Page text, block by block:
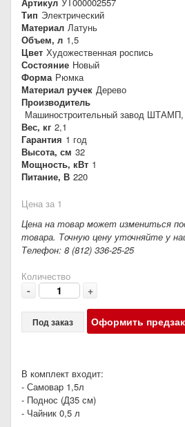
Тип Электрический
Материал Латунь
Объем, л 1,5
Цвет Художественная роспись
Состояние Новый
Форма Рюмка
Материал ручек Дерево
Производитель
Машиностроительный завод ШТАМП,
Вес, кг 2,1
Гарантия 1 год
Высота, см 32
Мощность, кВт 1
Питание, В 220
Цена за 1
Цена на товар может измениться
товара. Точную цену уточняйте у
Телефон: 8 (812) 336-25-25
Количество
- +
Под заказ Оформить
В комплект входит:
- Самовар 1,5л
- Поднос (Д35 см)
- Чайник 0,5 л